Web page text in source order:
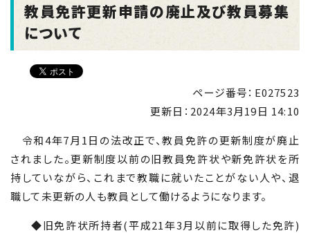
教員免許更新申請の廃止及び教員募集
について
ページ番号：E027523
更新日： 2024年3月19日 14:10
令和4年7月 1 日の法改正で、教員免許の更新制度が廃止
されました。更新制度以前の旧教員免許状や新免許状を所
持していながら、これまで教職に就いたことがない人や、退
職して未更新の人も教員として働けるようになります。
◆旧免許状所持者(平成21年3月以前に取得した免許)